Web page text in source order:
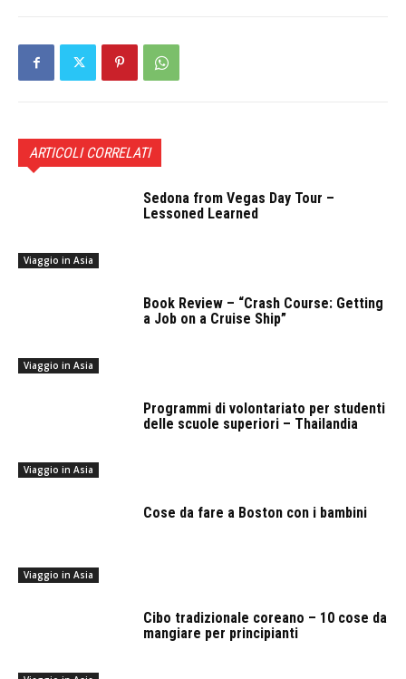
ARTICOLI CORRELATI
Viaggio in Asia
Sedona from Vegas Day Tour –
Lessoned Learned
Viaggio in Asia
Book Review – “Crash Course: Getting
a Job on a Cruise Ship”
Viaggio in Asia
Programmi di volontariato per studenti
delle scuole superiori – Thailandia
Viaggio in Asia
Cose da fare a Boston con i bambini
Cibo tradizionale coreano – 10 cose da
mangiare per principianti